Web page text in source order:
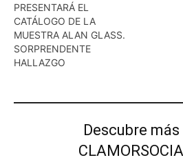
PRESENTARÁ EL
CATÁLOGO DE LA
MUESTRA ALAN GLASS.
SORPRENDENTE
HALLAZGO
Descubre